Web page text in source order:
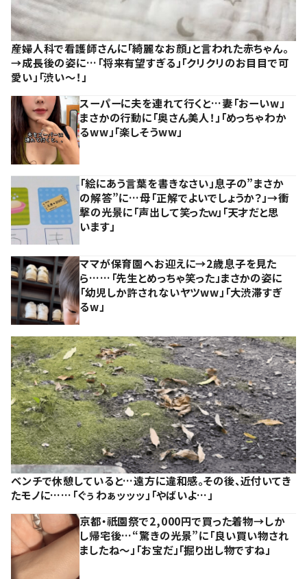
産婦人科で看護師さんに「綺麗なお顔」と言われた赤ちゃん。
→成長後の姿に…「将来有望すぎる」「クリクリのお目目で可
愛い」「渋い～！」
スーパーに夫を連れて行くと…妻「おーいw」
まさかの行動に「奥さん美人！」「めっちゃわか
るww」「楽しそうww」
「絵にあう言葉を書きなさい」息子の”まさか
の解答”に…母「正解でよいでしょうか？」→衝
撃の光景に「声出して笑ったｗ」「天才だと思
います」
ママが保育園へお迎えに→2歳息子を見た
ら……「先生とめっちゃ笑った」まさかの姿に
「幼児しか許されないヤツww」「大渋滞すぎ
るw」
ベンチで休憩していると…遠方に違和感。その後、近付いてき
たモノに……「ぐぅわぁッッッ」「やばいよ…」
京都・祇園祭で2,000円で買った着物→しか
し帰宅後…“驚きの光景”に「良い買い物され
ましたね～」「お宝だ」「掘り出し物ですね」